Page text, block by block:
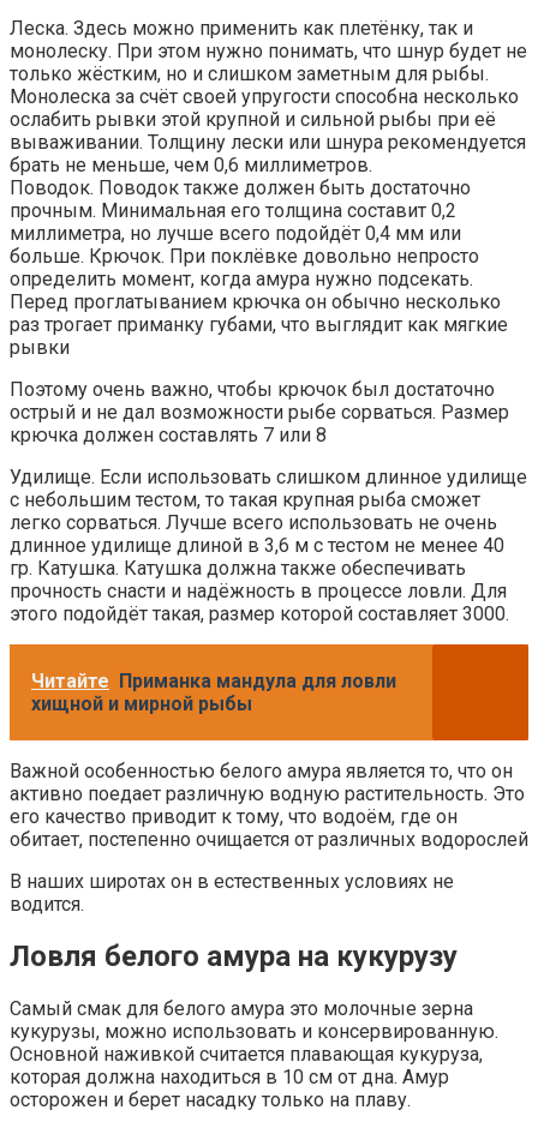
Леска. Здесь можно применить как плетёнку, так и
монолеску. При этом нужно понимать, что шнур будет не
только жёстким, но и слишком заметным для рыбы.
Монолеска за счёт своей упругости способна несколько
ослабить рывки этой крупной и сильной рыбы при её
вываживании. Толщину лески или шнура рекомендуется
брать не меньше, чем 0,6 миллиметров.
Поводок. Поводок также должен быть достаточно
прочным. Минимальная его толщина составит 0,2
миллиметра, но лучше всего подойдёт 0,4 мм или
больше. Крючок. При поклёвке довольно непросто
определить момент, когда амура нужно подсекать.
Перед проглатыванием крючка он обычно несколько
раз трогает приманку губами, что выглядит как мягкие
рывки
Поэтому очень важно, чтобы крючок был достаточно
острый и не дал возможности рыбе сорваться. Размер
крючка должен составлять 7 или 8
Удилище. Если использовать слишком длинное удилище
с небольшим тестом, то такая крупная рыба сможет
легко сорваться. Лучше всего использовать не очень
длинное удилище длиной в 3,6 м с тестом не менее 40
гр. Катушка. Катушка должна также обеспечивать
прочность снасти и надёжность в процессе ловли. Для
этого подойдёт такая, размер которой составляет 3000.
Читайте
Приманка мандула для ловли
хищной и мирной рыбы
Важной особенностью белого амура является то, что он
активно поедает различную водную растительность. Это
его качество приводит к тому, что водоём, где он
обитает, постепенно очищается от различных водорослей
В наших широтах он в естественных условиях не
водится.
Ловля белого амура на кукурузу
Самый смак для белого амура это молочные зерна
кукурузы, можно использовать и консервированную.
Основной наживкой считается плавающая кукуруза,
которая должна находиться в 10 см от дна. Амур
осторожен и берет насадку только на плаву.